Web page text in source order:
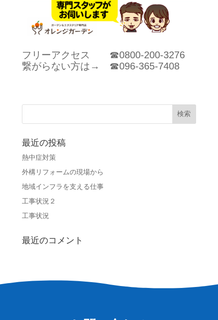
フリーアクセス ☎0800-200-3276
繋がらない方は→ ☎096-365-7408
最近の投稿
熱中症対策
外構リフォームの現場から
地域インフラを支える仕事
工事状況２
工事状況
最近のコメント